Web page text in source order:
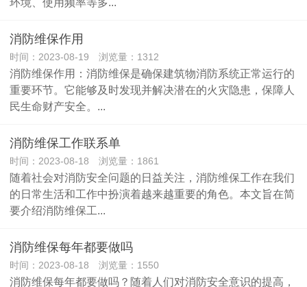
消防维保作用
时间：2023-08-19 浏览量：1312
消防维保作用：消防维保是确保建筑物消防系统正常运行的
重要环节。它能够及时发现并解决潜在的火灾隐患，保障人
民生命财产安全。...
消防维保工作联系单
时间：2023-08-18 浏览量：1861
随着社会对消防安全问题的日益关注，消防维保工作在我们
的日常生活和工作中扮演着越来越重要的角色。本文旨在简
要介绍消防维保工...
消防维保每年都要做吗
时间：2023-08-18 浏览量：1550
消防维保每年都要做吗？随着人们对消防安全意识的提高，